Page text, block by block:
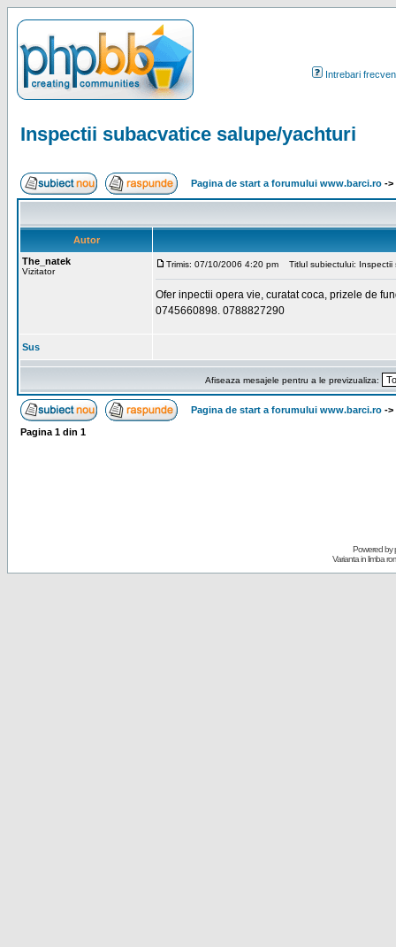
Intrebari
Inspectii subacvatice salupe/yachturi
Pagina de start a forumului www.barci.ro ->
Autor
The_natek
Vizitator
Trimis: 07/10/2006 4:20 pm Titlul subiectului: Inspectii
Ofer inpectii opera vie, curatat coca, prizele de
0745660898. 0788827290
Sus
Afiseaza mesajele pentru a le previzualiza:
Pagina de start a forumului www.barci.ro ->
Pagina 1 din 1
Powered by
Varianta in limba